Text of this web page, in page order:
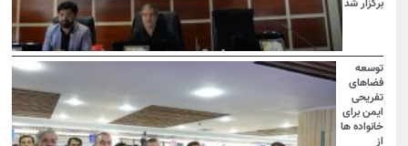
برگزار شد
توسعه
فضاهای
تفریحی
ایمن برای
خانواده ها